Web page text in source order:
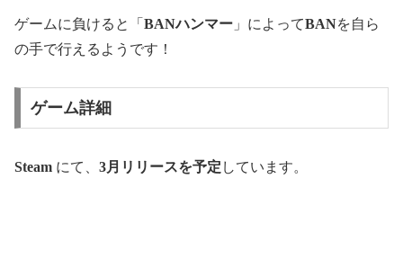
ゲームに負けると「 BANハンマー 」によってBANを自ら
の手で行えるようです！
ゲーム詳細
Steam にて、 3月リリースを予定 しています。